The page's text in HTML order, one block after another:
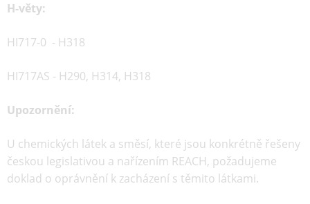
H-věty:
HI717-0 - H318
HI717AS - H290, H314, H318
Upozornění:
U chemických látek a směsí, které jsou konkrétně řešeny
českou legislativou a nařízením REACH, požadujeme
doklad o oprávnění k zacházení s těmito látkami.